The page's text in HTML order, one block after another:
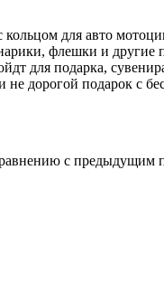
для авто
флешки и другие
для подарка,
не дорогой подарок с
с предыдущим